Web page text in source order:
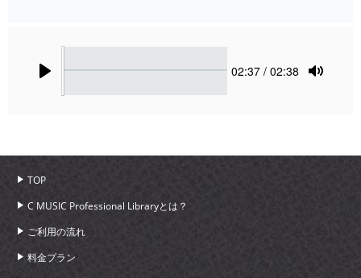
Current
02:37 / 02:38
TOP
C MUSIC Professional Libraryとは？
ご利用の流れ
料金プラン